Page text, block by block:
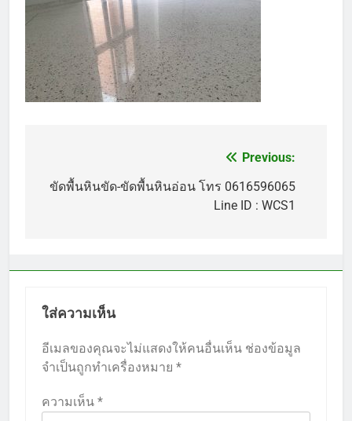
เรื่อง
Previous:
ขัดพื้นหินขัด-ขัดพื้นหินอ่อน โทร 0616596065
Line ID : WCS1
ใส่ความเห็น
อีเมลของคุณจะไม่แสดงให้คนอื่นเห็น ช่องข้อมูล
จำเป็นถูกทำเครื่องหมาย *
ความเห็น *